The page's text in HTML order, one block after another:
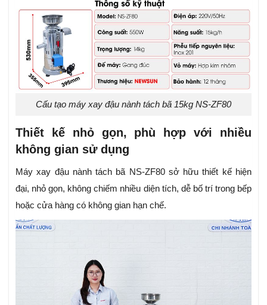
Cấu tạo máy xay đậu nành tách bã 15kg NS-ZF80
Thiết kế nhỏ gọn, phù hợp với nhiều
không gian sử dụng
Máy xay đậu nành tách bã NS-ZF80 sở hữu thiết kế hiện
đại, nhỏ gọn, không chiếm nhiều diện tích, dễ bố trí trong bếp
hoặc cửa hàng có không gian hạn chế.